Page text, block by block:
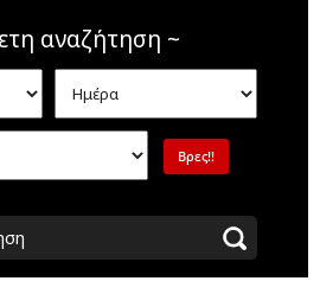
αναζήτηση ~